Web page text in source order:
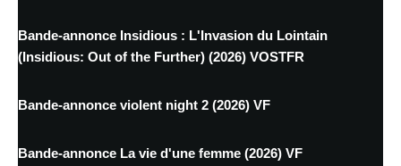
Bande-annonce Insidious : L'Invasion du Lointain
(Insidious: Out of the Further) (2026) VOSTFR
Bande-annonce violent night 2 (2026) VF
Bande-annonce La vie d'une femme (2026) VF